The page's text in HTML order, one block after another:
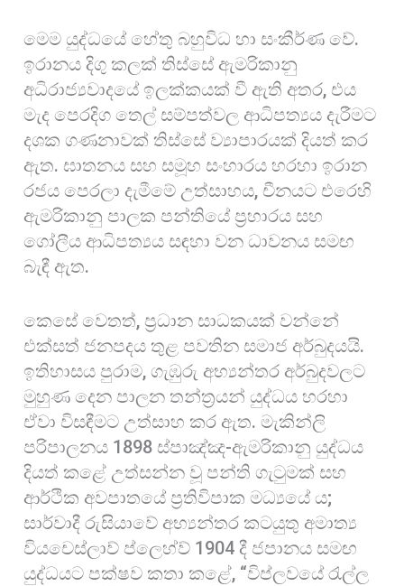
මෙම යුද්ධයේ හේතු බහුවිධ හා සංකීර්ණ වේ.
ඉරානය දිගු කලක් තිස්සේ ඇමරිකානු
අධිරාජ්‍යවාදයේ ඉලක්කයක් වී ඇති අතර, එය
මැද පෙරදිග තෙල් සම්පත්වල ආධිපත්‍යය දැරීමට
දශක ගණනාවක් තිස්සේ ව්‍යාපාරයක් දියත් කර
ඇත. ඝාතනය සහ සමූහ සංහාරය හරහා ඉරාන
රජය පෙරලා දැමීමේ උත්සාහය, චීනයට එරෙහි
ඇමරිකානු පාලක පන්තියේ ප්‍රහාරය සහ
ගෝලීය ආධිපත්‍යය සඳහා වන ධාවනය සමඟ
බැඳී ඇත.
කෙසේ වෙතත්, ප්‍රධාන සාධකයක් වන්නේ
එක්සත් ජනපදය තුළ පවතින සමාජ අර්බුදයයි.
ඉතිහාසය පුරාම, ගැඹුරු අභ්‍යන්තර අර්බුදවලට
මුහුණ දෙන පාලන තන්ත්‍රයන් යුද්ධය හරහා
ඒවා විසඳීමට උත්සාහ කර ඇත. මැකින්ලි
පරිපාලනය 1898 ස්පාඤ්ඤ-ඇමරිකානු යුද්ධය
දියත් කළේ උත්සන්න වූ පන්ති ගැටුමක් සහ
ආර්ථික අවපාතයේ ප්‍රතිවිපාක මධ්‍යයේ ය;
සාර්වාදී රුසියාවේ අභ්‍යන්තර කටයුතු අමාත්‍ය
වියචෙස්ලාව් ප්ලෙහ්ව් 1904 දී ජපානය සමඟ
යුද්ධයට පක්ෂව කතා කළේ, “විප්ලවයේ රැල්ල